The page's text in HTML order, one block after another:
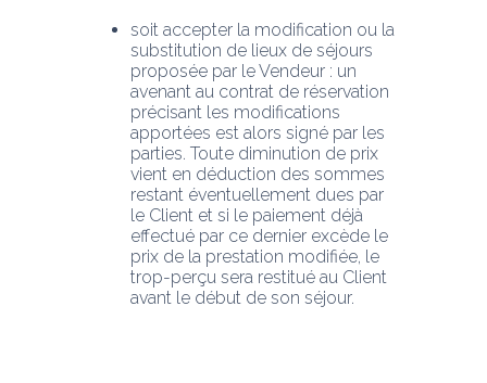
soit accepter la modification ou la
substitution de lieux de séjours
proposée par le Vendeur : un
avenant au contrat de réservation
précisant les modifications
apportées est alors signé par les
parties. Toute diminution de prix
vient en déduction des sommes
restant éventuellement dues par
le Client et si le paiement déjà
effectué par ce dernier excède le
prix de la prestation modifiée, le
trop-perçu sera restitué au Client
avant le début de son séjour.